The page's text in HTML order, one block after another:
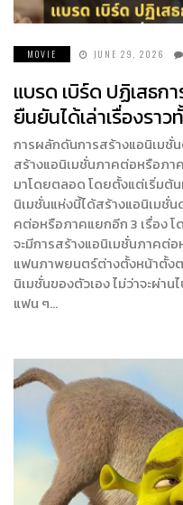
MOVIE JUNE 29, 2026
แบรด เบิร์ด ปฏิเสธกา
ยืนยันได้เล่าเรื่องรา
การผลักดันการสร้างแอนิเมชั่
สร้างแอนิเมชั่นภาคต่อหรือภ
มาโดยตลอด โดยตั้งแต่เริ่มต้
นิเมชั่นแห่งนี้ได้สร้างแอนิเมชั่น
คต่อหรือภาคแยกอีก 3 เรื่อง โ
จะมีการสร้างแอนิเมชั่นภาคต่
แฟนภาพยนตร์ต่างตั้งหน้าตั้ง
นิเมชั่นของตัวเอง ไม่ว่าจะผ่า
แฟน ๆ…